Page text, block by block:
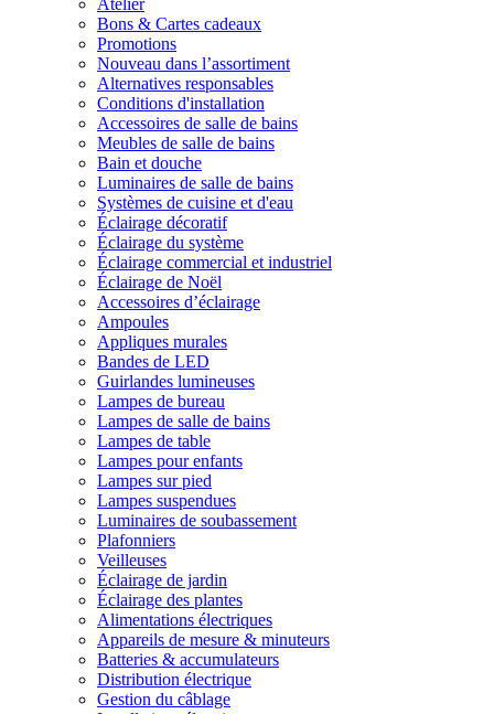
Atelier
Bons & Cartes cadeaux
Promotions
Nouveau dans l’assortiment
Alternatives responsables
Conditions d'installation
Accessoires de salle de bains
Meubles de salle de bains
Bain et douche
Luminaires de salle de bains
Systèmes de cuisine et d'eau
Éclairage décoratif
Éclairage du système
Éclairage commercial et industriel
Éclairage de Noël
Accessoires d’éclairage
Ampoules
Appliques murales
Bandes de LED
Guirlandes lumineuses
Lampes de bureau
Lampes de salle de bains
Lampes de table
Lampes pour enfants
Lampes sur pied
Lampes suspendues
Luminaires de soubassement
Plafonniers
Veilleuses
Éclairage de jardin
Éclairage des plantes
Alimentations électriques
Appareils de mesure & minuteurs
Batteries & accumulateurs
Distribution électrique
Gestion du câblage